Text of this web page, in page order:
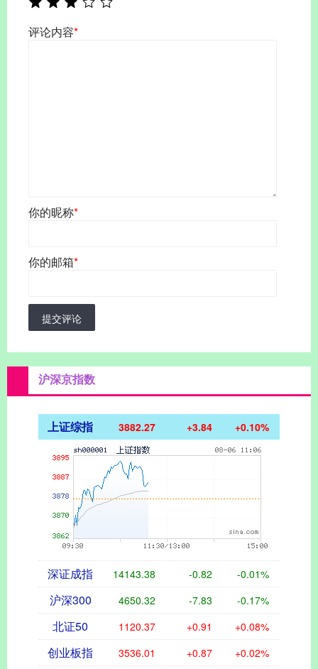
评论内容*
你的昵称*
你的邮箱*
提交评论
沪深京指数
上证综指 3882.27 +3.84 +0.10%
深证成指 14143.38 -0.82 -0.01%
沪深300 4650.32 -7.83 -0.17%
北证50 1120.37 +0.91 +0.08%
创业板指 3536.01 +0.87 +0.02%